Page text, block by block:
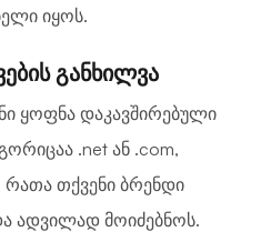
იყოს.
განხილვა
ყოფნა დაკავშირებული
.net ან .com,
თქვენი ბრენდი
ადვილად მოიძებნოს.